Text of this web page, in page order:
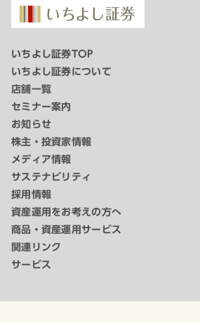
いちよし証券TOP
いちよし証券について
店舗一覧
セミナー案内
お知らせ
株主・投資家情報
メディア情報
サステナビリティ
採用情報
資産運用をお考えの方へ
商品・資産運用サービス
関連リンク
サービス